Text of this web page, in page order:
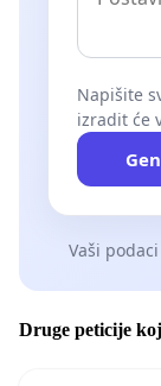
Napišite
izradit će
Vaši
Druge peticije